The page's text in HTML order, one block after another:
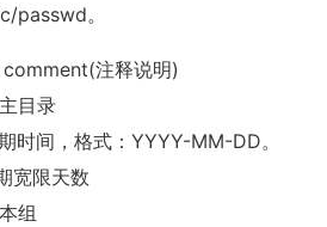
passwd。
注释说明)
目录
时间，格式：YYYY-MM-DD。
宽限天数
组